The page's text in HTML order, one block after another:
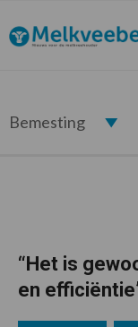
de
hoofdnavigatie
de
hoofd
de
eerste
de
voettekst
Melkveebedrijf.nl
Bemesting
“Het is
en